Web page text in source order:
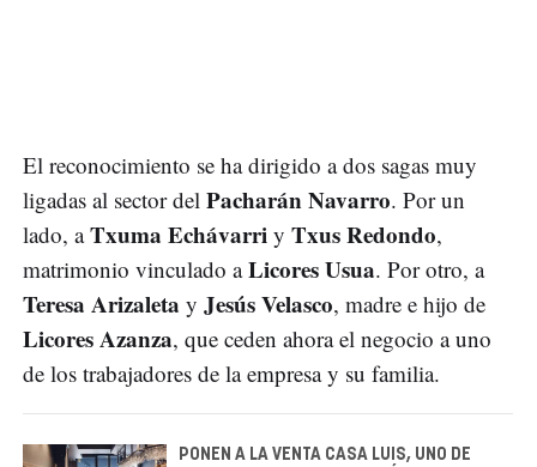
El reconocimiento se ha dirigido a dos sagas muy
ligadas al sector del Pacharán Navarro. Por un
lado, aTxuma Echávarri y Txus Redondo,
matrimonio vinculado aLicores Usua. Por otro, a
Teresa Arizaleta y Jesús Velasco, madre e hijo de
Licores Azanza, que ceden ahora el negocio a uno
de los trabajadores de la empresa y su familia.
PONEN A LA VENTA CASA LUIS, UNO DE